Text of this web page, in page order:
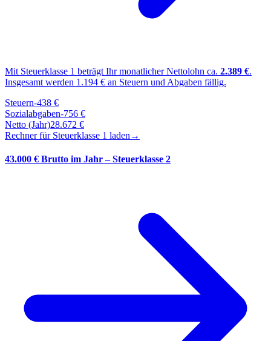
Mit Steuerklasse 1 beträgt Ihr monatlicher Nettolohn ca. 2.389 €.
Insgesamt werden 1.194 € an Steuern und Abgaben fällig.
Steuern-438 €
Sozialabgaben-756 €
Netto (Jahr)28.672 €
Rechner für Steuerklasse 1 laden →
43.000 € Brutto im Jahr – Steuerklasse 2